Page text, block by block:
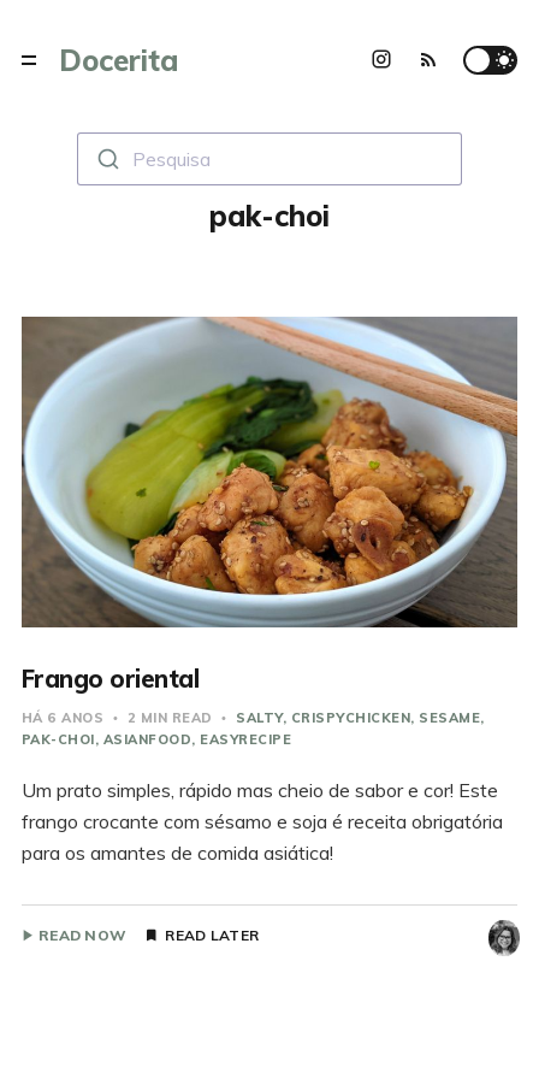
Docerita
Pesquisa
pak-choi
Frango oriental
HÁ 6 ANOS 2 MIN READ SALTY CRISPYCHICKEN SESAME
PAK-CHOI ASIANFOOD EASYRECIPE
Um prato simples, rápido mas cheio de sabor e cor! Este
frango crocante com sésamo e soja é receita obrigatória
para os amantes de comida asiática!
READ NOW READ LATER